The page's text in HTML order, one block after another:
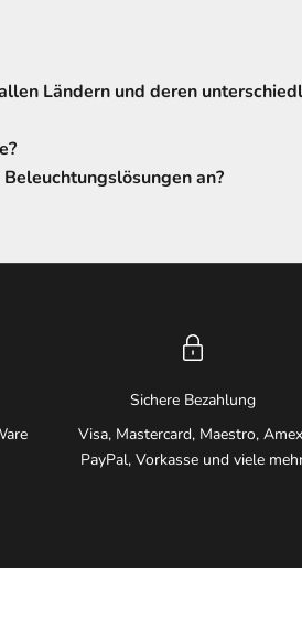
Ländern und deren
an?
Sichere Bezahlung
Visa, Mastercard, Maestro,
PayPal, Vorkasse und viele